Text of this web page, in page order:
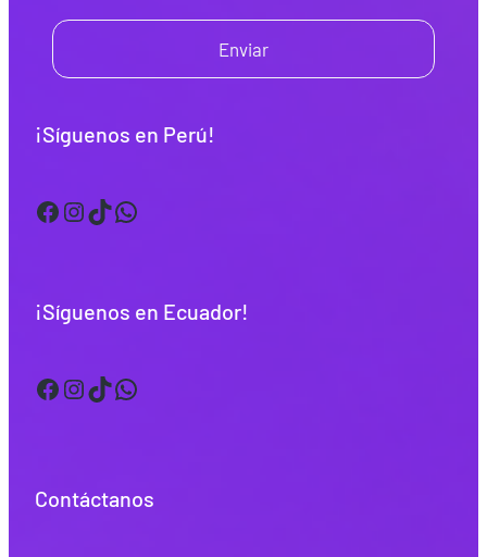
Enviar
¡Síguenos en Perú!
Facebook InstagramTikTok WhatsApp
¡Síguenos en Ecuador!
Facebook InstagramTikTok WhatsApp
Contáctanos